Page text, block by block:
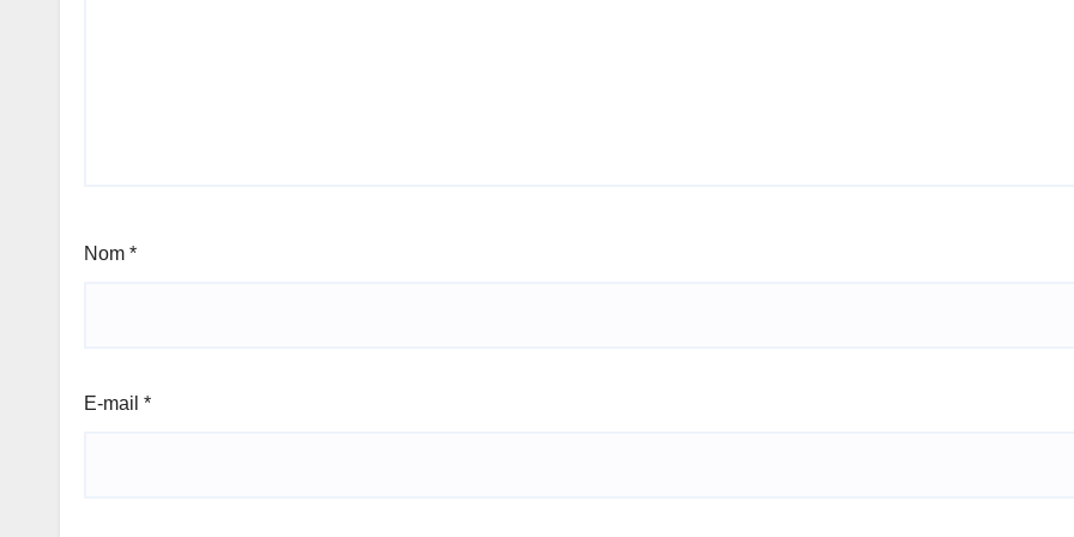
Nom *
E-mail *